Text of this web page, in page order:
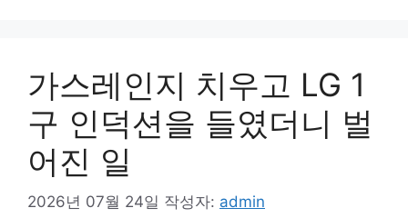
가스레인지 치우고 LG 1
구 인덕션을 들였더니 벌
어진 일
2026년 07월 24일 작성자: admin